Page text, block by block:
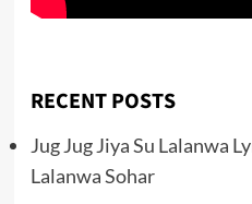
RECENT POSTS
Jug Jug Jiya Su Lalanwa
Lalanwa Sohar